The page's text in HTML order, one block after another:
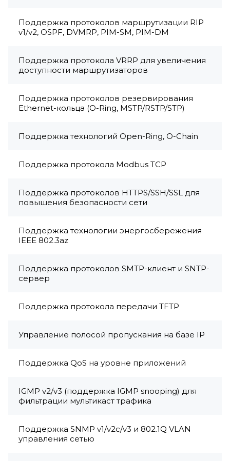
Поддержка протоколов маршрутизации RIP
v1/v2, OSPF, DVMRP, PIM-SM, PIM-DM
Поддержка протокола VRRP для увеличения
доступности маршрутизаторов
Поддержка протоколов резервирования
Ethernet-кольца (O-Ring, MSTP/RSTP/STP)
Поддержка технологий Open-Ring, O-Chain
Поддержка протокола Modbus TCP
Поддержка протоколов HTTPS/SSH/SSL для
повышения безопасности сети
Поддержка технологии энергосбережения
IEEE 802.3az
Поддержка протоколов SMTP-клиент и SNTP-
сервер
Поддержка протокола передачи TFTP
Управление полосой пропускания на базе IP
Поддержка QoS на уровне приложений
IGMP v2/v3 (поддержка IGMP snooping) для
фильтрации мультикаст трафика
Поддержка SNMP v1/v2c/v3 и 802.1Q VLAN
управления сетью